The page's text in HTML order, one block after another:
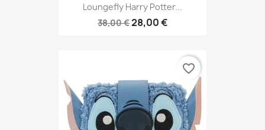
Loungefly Harry Potter...
38,00 €28,00 €
favorite_border